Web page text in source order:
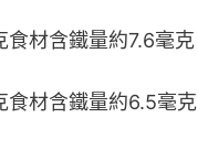
食材含鐵量約7.6毫克
食材含鐵量約6.5毫克